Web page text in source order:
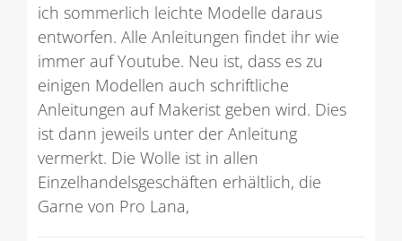
ich sommerlich leichte Modelle daraus
entworfen. Alle Anleitungen findet ihr wie
immer auf Youtube. Neu ist, dass es zu
einigen Modellen auch schriftliche
Anleitungen auf Makerist geben wird. Dies
ist dann jeweils unter der Anleitung
vermerkt. Die Wolle ist in allen
Einzelhandelsgeschäften erhältlich, die
Garne von Pro Lana,